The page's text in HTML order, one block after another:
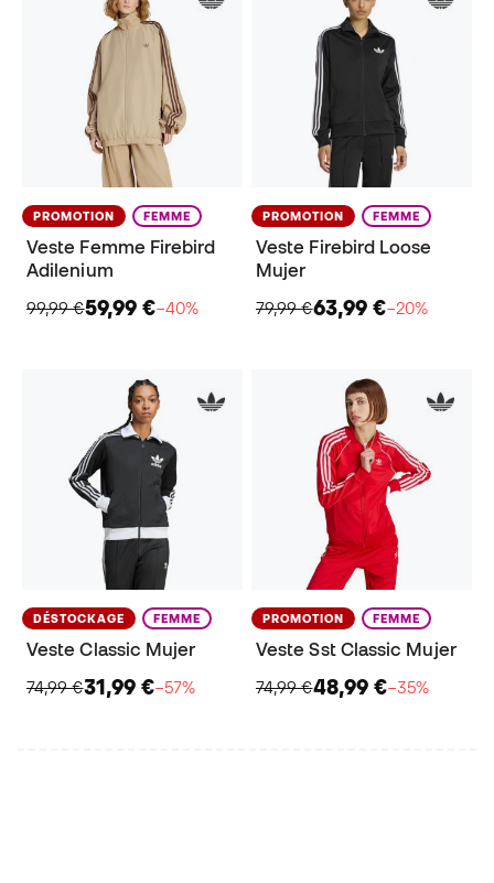
PROMOTION FEMME
Veste Femme Firebird
Adilenium
99,99 €59,99 €−40%
PROMOTION FEMME
Veste Firebird Loose
Mujer
79,99 €63,99 €−20%
DÉSTOCKAGE FEMME
Veste Classic Mujer
74,99 €31,99 €−57%
PROMOTION FEMME
Veste Sst Classic Mujer
74,99 €48,99 €−35%